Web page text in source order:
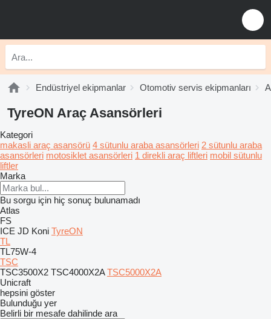
Endüstriyel ekipmanlar Otomotiv servis ekipmanları
TyreON Araç Asansörleri
Kategori
makasli araç asansörü 4 sütunlu araba asansörleri 2 sütunlu araba
asansörleri motosiklet asansörleri 1 direkli araç liftleri mobil sütunlu
liftler
Marka
Bu sorgu için hiç sonuç bulunamadı
Atlas
FS
ICE JD Koni TyreON
TL
TL75W-4
TSC
TSC3500X2 TSC4000X2A TSC5000X2A
Unicraft
hepsini göster
Bulunduğu yer
Belirli bir mesafe dahilinde ara